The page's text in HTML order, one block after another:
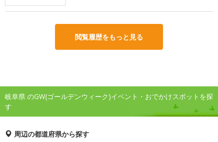
閲覧履歴をもっと見る
岐阜県 のGW(ゴールデンウィーク)イベント・おでかけスポットを探
す
周辺の都道府県から探す